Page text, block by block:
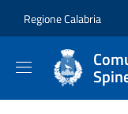
Regione Calabria